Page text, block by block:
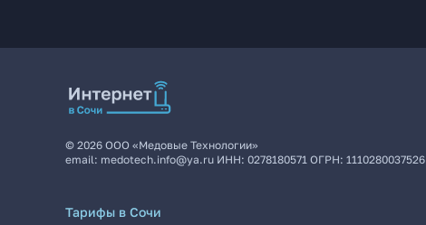
© 2026 ООО «Медовые Технологии»
email: medotech.info@ya.ru ИНН: 0278180571 ОГРН: 1110280037526
Тарифы в Сочи